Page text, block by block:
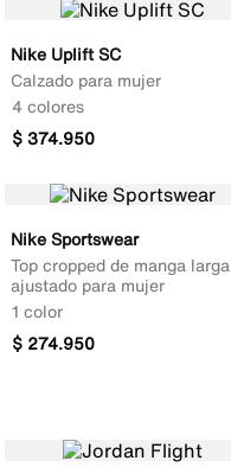
Nike Uplift SC
Calzado para mujer
4 colores
$374.950
Nike Sportswear
Top cropped de manga larga
ajustado para mujer
1 color
$ 274.950